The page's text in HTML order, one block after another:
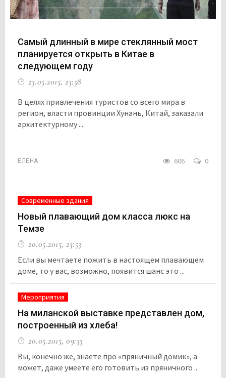
Самый длинный в мире стеклянный мост
планируется открыть в Китае в
следующем году
23.05.2015, 23:58
В целях привлечения туристов со всего мира в
регион, власти провинции Хунань, Китай, заказали
архитектурному ...
ЕЛЕНА 606 0
Современные здания
Новый плавающий дом класса люкс на
Темзе
20.05.2015, 23:53
Если вы мечтаете пожить в настоящем плавающем
доме, то у вас, возможно, появится шанс это ...
Мероприятия
На миланской выставке представлен дом,
построенный из хлеба!
20.05.2015, 09:33
Вы, конечно же, знаете про «пряничный домик», а
может, даже умеете его готовить из пряничного ...